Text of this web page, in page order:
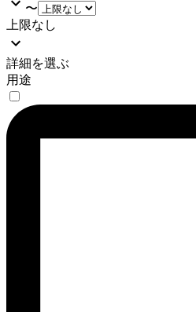
〜
上限なし
詳細を選ぶ
用途